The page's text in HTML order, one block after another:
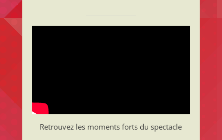
Retrouvez les moments forts du spectacle